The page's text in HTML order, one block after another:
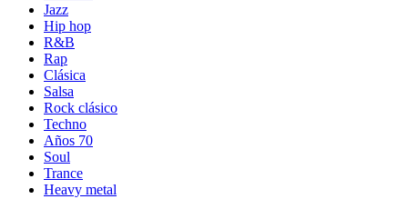
Jazz
Hip hop
R&B
Rap
Clásica
Salsa
Rock clásico
Techno
Años 70
Soul
Trance
Heavy metal